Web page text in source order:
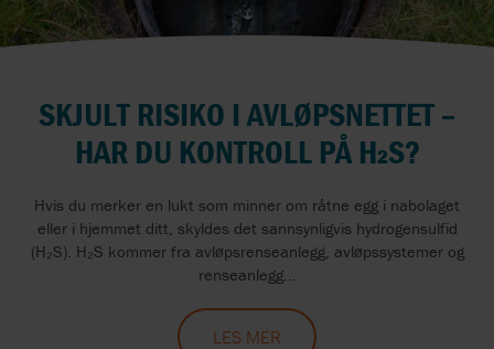
SKJULT RISIKO I AVLØPSNETTET –
HAR DU KONTROLL PÅ H₂S?
Hvis du merker en lukt som minner om råtne egg i nabolaget
eller i hjemmet ditt, skyldes det sannsynligvis hydrogensulfid
(H₂S). H₂S kommer fra avløpsrenseanlegg, avløpssystemer og
renseanlegg...
LES MER